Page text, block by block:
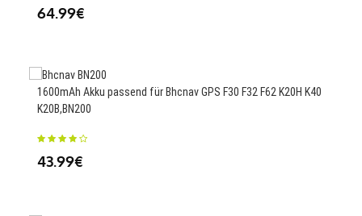
64.99€
1600mAh Akku passend für Bhcnav GPS F30 F32 F62 K20H K40
K20B,BN200
43.99€